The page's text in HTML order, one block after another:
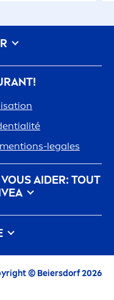
mentions-legales
AIDER: TOUT
chez Beiersdorf
nous
de soin,
© Beiersdorf 2026